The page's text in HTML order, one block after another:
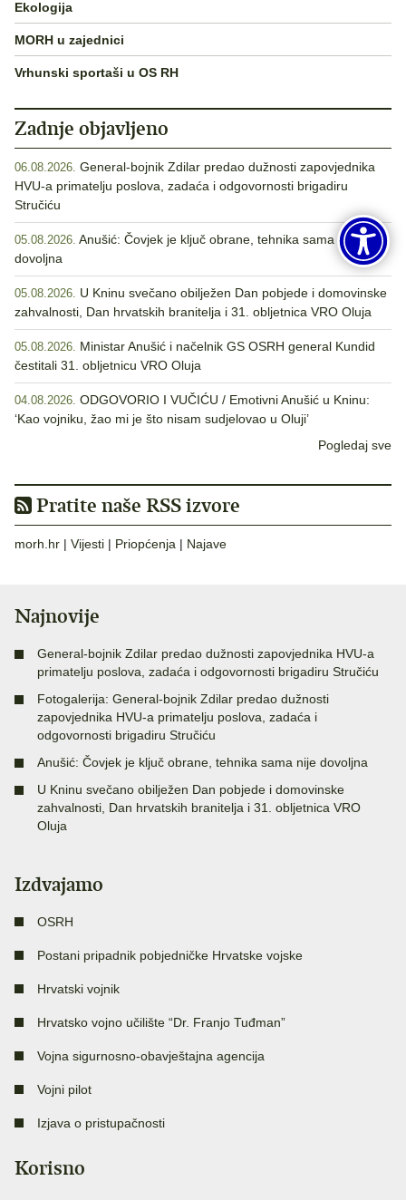
Ekologija
MORH u zajednici
Vrhunski sportaši u OS RH
Zadnje objavljeno
06.08.2026. General-bojnik Zdilar predao dužnosti zapovjednika
HVU-a primatelju poslova, zadaća i odgovornosti brigadiru
Stručiću
05.08.2026. Anušić: Čovjek je ključ obrane, tehnika sama nije
dovoljna
05.08.2026. U Kninu svečano obilježen Dan pobjede i domovinske
zahvalnosti, Dan hrvatskih branitelja i 31. obljetnica VRO Oluja
05.08.2026. Ministar Anušić i načelnik GS OSRH general Kundid
čestitali 31. obljetnicu VRO Oluja
04.08.2026. ODGOVORIO I VUČIĆU / Emotivni Anušić u Kninu:
‘Kao vojniku, žao mi je što nisam sudjelovao u Oluji’
Pogledaj sve
Pratite naše RSS izvore
morh.hr | Vijesti | Priopćenja | Najave
Najnovije
General-bojnik Zdilar predao dužnosti zapovjednika HVU-a
primatelju poslova, zadaća i odgovornosti brigadiru Stručiću
Fotogalerija: General-bojnik Zdilar predao dužnosti
zapovjednika HVU-a primatelju poslova, zadaća i
odgovornosti brigadiru Stručiću
Anušić: Čovjek je ključ obrane, tehnika sama nije dovoljna
U Kninu svečano obilježen Dan pobjede i domovinske
zahvalnosti, Dan hrvatskih branitelja i 31. obljetnica VRO
Oluja
Izdvajamo
OSRH
Postani pripadnik pobjedničke Hrvatske vojske
Hrvatski vojnik
Hrvatsko vojno učilište “Dr. Franjo Tuđman”
Vojna sigurnosno-obavještajna agencija
Vojni pilot
Izjava o pristupačnosti
Korisno